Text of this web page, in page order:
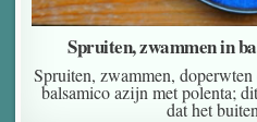
Spruiten, zwammen in
Spruiten, zwammen,
balsamico azijn met polenta;
dat het